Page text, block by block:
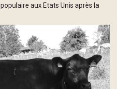
aux Etats Unis après la